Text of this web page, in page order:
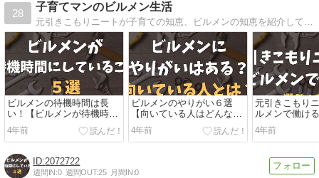
28
子育てマンのビルメン生活
ビルメンの待機時間は長
い！【ビルメンが待機時間
にやっていること５選】
4年前
ビルメンのやりがい６選
【向いている人はどんな人
か？】
4年前
元引きこもり
ルメンで働け
の選び方
4年前
2072722
週間IN:0 週間OUT:25 月間IN:0